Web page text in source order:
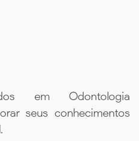
em Odontologia
seus conhecimentos